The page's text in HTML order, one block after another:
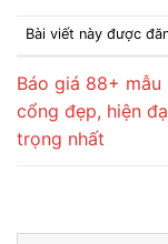
Bài viết này được
Báo giá 88+ mẫu
cổng đẹp, hiện
trọng nhất